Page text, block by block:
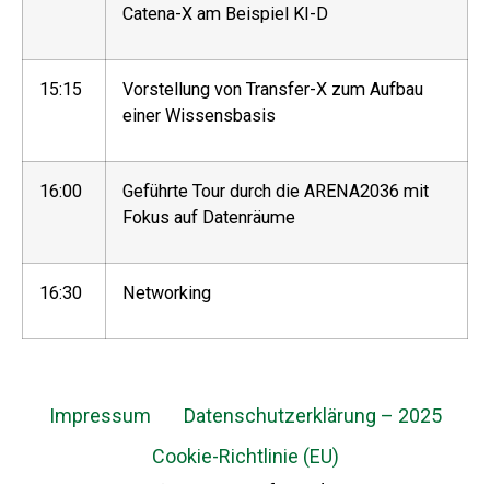
Catena-X am Beispiel KI-D
15:15
Vorstellung von Transfer-X zum Aufbau
einer Wissensbasis
16:00
Geführte Tour durch die ARENA2036 mit
Fokus auf Datenräume
16:30 Networking
Impressum
Datenschutzerklärung – 2025
Cookie-Richtlinie (EU)